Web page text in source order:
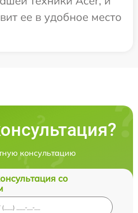
ее в удобное место
консультацию
со